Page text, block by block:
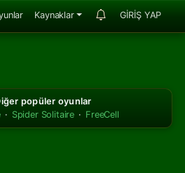
Kaynaklar GİRİŞ YAP
popüler oyunlar
· Spider Solitaire · FreeCell